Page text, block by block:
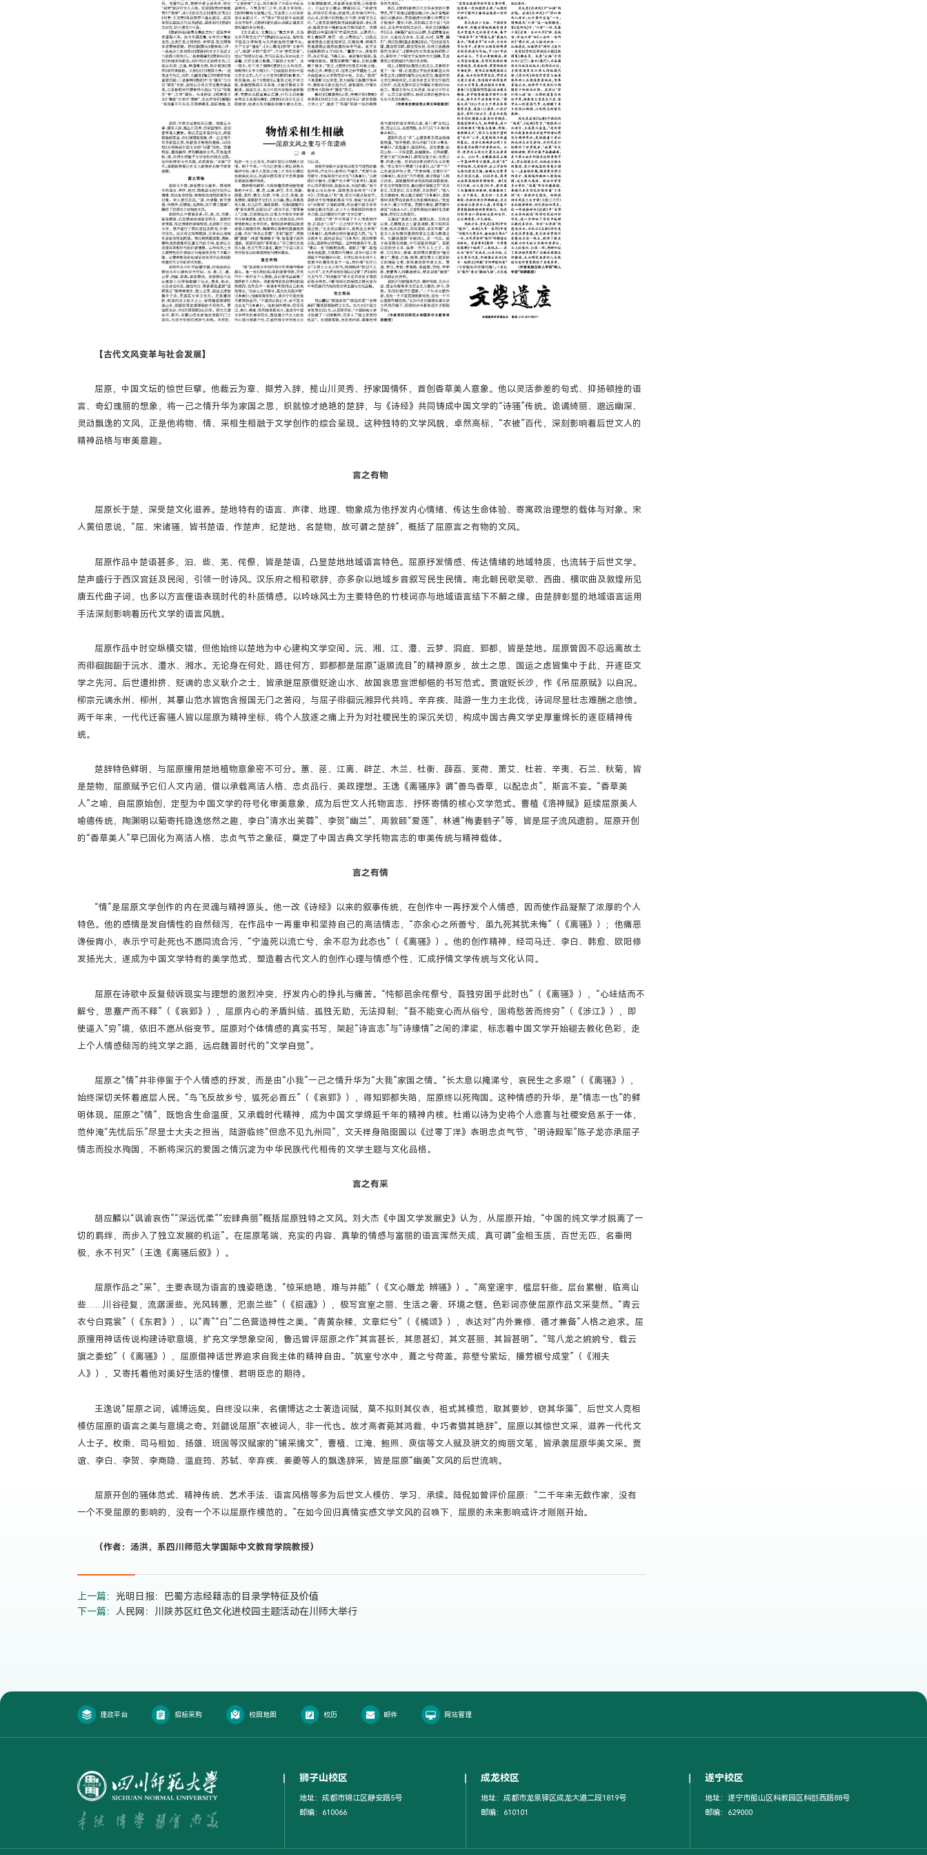
【古代文风变革与社会发展】
屈原，中国文坛的惊世巨擘。他裁云为章、撷芳入辞，揽山川灵秀、抒家国情怀，首创香草美人意象。他以灵活参差的句式、抑扬顿挫的语
言、奇幻瑰丽的想象，将一己之情升华为家国之思，织就惊才绝艳的楚辞，与《诗经》共同铸成中国文学的“诗骚”传统。诡谲绮丽、邈远幽深、
灵动飘逸的文风，正是他将物、情、采相生相融于文学创作的综合呈现。这种独特的文学风貌，卓然高标，“衣被”百代，深刻影响着后世文人的
精神品格与审美意趣。
言之有物
屈原长于楚，深受楚文化滋养。楚地特有的语言、声律、地理、物象成为他抒发内心情绪、传达生命体验、寄寓政治理想的载体与对象。宋
人黄伯思说，“屈、宋诸骚，皆书楚语，作楚声，纪楚地，名楚物，故可谓之楚辞”，概括了屈原言之有物的文风。
屈原作品中楚语甚多，汩、些、羌、侘傺，皆是楚语，凸显楚地地域语言特色。屈原抒发情感、传达情绪的地域特质，也流转于后世文学。
楚声盛行于西汉宫廷及民间，引领一时诗风。汉乐府之相和歌辞，亦多杂以地域乡音叙写民生民情。南北朝民歌吴歌、西曲、横吹曲及敦煌所见
唐五代曲子词，也多以方言俚语表现时代的朴质情感。以吟咏风土为主要特色的竹枝词亦与地域语言结下不解之缘。由楚辞彰显的地域语言运用
手法深刻影响着历代文学的语言风貌。
屈原作品中时空纵横交错，但他始终以楚地为中心建构文学空间。沅、湘、江、澧、云梦、洞庭、郢都，皆是楚地。屈原曾因不忍远离故土
而徘徊踟蹰于沅水、澧水、湘水。无论身在何处，路往何方，郢都都是屈原“返顾流目”的精神原乡，故土之思、国运之虑皆集中于此，开逐臣文
学之先河。后世遭排挤、贬谪的忠义耿介之士，皆承继屈原借贬途山水、故国哀思宣泄郁悒的书写范式。贾谊贬长沙，作《吊屈原赋》以自况。
柳宗元谪永州、柳州，其摹山范水皆饱含报国无门之苦闷，与屈子徘徊沅湘异代共鸣。辛弃疾、陆游一生力主北伐，诗词尽显壮志难酬之悲愤。
两千年来，一代代迁客骚人皆以屈原为精神坐标，将个人放逐之痛上升为对社稷民生的深沉关切，构成中国古典文学史厚重绵长的逐臣精神传
统。
楚辞特色鲜明，与屈原擅用楚地植物意象密不可分。蕙、茝、江离、辟芷、木兰、杜衡、薜荔、芰荷、萧艾、杜若、辛夷、石兰、秋菊，皆
是楚物，屈原赋予它们人文内涵，借以承载高洁人格、忠贞品行、美政理想。王逸《离骚序》谓“善鸟香草，以配忠贞”，斯言不妄。“香草美
人”之喻，自屈原始创，定型为中国文学的符号化审美意象，成为后世文人托物言志、抒怀寄情的核心文学范式。曹植《洛神赋》延续屈原美人
喻德传统，陶渊明以菊寄托隐逸悠然之趣，李白“清水出芙蓉”、李贺“幽兰”、周敦颐“爱莲”、林逋“梅妻鹤子”等，皆是屈子流风遗韵。屈原开创
的“香草美人”早已固化为高洁人格、忠贞气节之象征，奠定了中国古典文学托物言志的审美传统与精神载体。
言之有情
“情”是屈原文学创作的内在灵魂与精神源头。他一改《诗经》以来的叙事传统，在创作中一再抒发个人情感，因而使作品凝聚了浓厚的个人
特色。他的感情是发自情性的自然倾泻，在作品中一再重申和坚持自己的高洁情志，“亦余心之所善兮，虽九死其犹未悔”（《离骚》）；他痛恶
谗佞宵小，表示宁可赴死也不愿同流合污，“宁溘死以流亡兮，余不忍为此态也”（《离骚》）。他的创作精神，经司马迁、李白、韩愈、欧阳修
发扬光大，遂成为中国文学特有的美学范式，塑造着古代文人的创作心理与情感个性，汇成抒情文学传统与文化认同。
屈原在诗歌中反复倾诉现实与理想的激烈冲突，抒发内心的挣扎与痛苦。“忳郁邑余侘傺兮，吾独穷困乎此时也”（《离骚》），“心絓结而不
解兮，思蹇产而不释”（《哀郢》），屈原内心的矛盾纠结、孤独无助，无法抑制；“吾不能变心而从俗兮，固将愁苦而终穷”（《涉江》），即
使逼入“穷”境，依旧不愿从俗变节。屈原对个体情感的真实书写，架起“诗言志”与“诗缘情”之间的津梁，标志着中国文学开始褪去教化色彩，走
上个人情感倾泻的纯文学之路，远启魏晋时代的“文学自觉”。
屈原之“情”并非停留于个人情感的抒发，而是由“小我”一己之情升华为“大我”家国之情。“长太息以掩涕兮，哀民生之多艰”（《离骚》），
始终深切关怀着底层人民。“鸟飞反故乡兮，狐死必首丘”（《哀郢》），得知郢都失陷，屈原终以死殉国。这种情感的升华，是“情志一也”的鲜
明体现。屈原之“情”，既饱含生命温度，又承载时代精神，成为中国文学绵延千年的精神内核。杜甫以诗为史将个人悲喜与社稷安危系于一体，
范仲淹“先忧后乐”尽显士大夫之担当，陆游临终“但悲不见九州同”，文天祥身陷囹圄以《过零丁洋》表明忠贞气节，“明诗殿军”陈子龙亦承屈子
情志而投水殉国，不断将深沉的爱国之情沉淀为中华民族代代相传的文学主题与文化品格。
言之有采
胡应麟以“讽谕哀伤”“深远优柔”“宏肆典丽”概括屈原独特之文风。刘大杰《中国文学发展史》认为，从屈原开始，“中国的纯文学才脱离了一
切的羁绊，而步入了独立发展的机运”。在屈原笔端，充实的内容、真挚的情感与富丽的语言浑然天成，真可谓“金相玉质，百世无匹，名垂罔
极，永不刊灭”（王逸《离骚后叙》）。
屈原作品之“采”，主要表现为语言的瑰姿艳逸，“惊采绝艳，难与并能”（《文心雕龙·辨骚》）。“高堂邃宇，槛层轩些。层台累榭，临高山
些……川谷径复，流潺湲些。光风转蕙，汜崇兰些”（《招魂》），极写宫室之丽、生活之奢、环境之惬。色彩词亦使屈原作品文采斐然。“青云
衣兮白霓裳”（《东君》），以“青”“白”二色营造神性之美。“青黄杂糅，文章烂兮”（《橘颂》），表达对“内外兼修、德才兼备”人格之追求。屈
原擅用神话传说构建诗歌意境，扩充文学想象空间，鲁迅曾评屈原之作“其言甚长，其思甚幻，其文甚丽，其旨甚明”。“驾八龙之婉婉兮，载云
旗之委蛇”（《离骚》），屈原借神话世界追求自我主体的精神自由。“筑室兮水中，葺之兮荷盖。荪壁兮紫坛，播芳椒兮成堂”（《湘夫
人》），又寄托着他对美好生活的憧憬、君明臣忠的期待。
王逸说“屈原之词，诚博远矣。自终没以来，名儒博达之士著造词赋，莫不拟则其仪表，祖式其模范，取其要妙，窃其华藻”，后世文人竞相
模仿屈原的语言之美与意境之奇。刘勰说屈原“衣被词人，非一代也。故才高者菀其鸿裁，中巧者猎其艳辞”。屈原以其惊世文采，滋养一代代文
人士子。枚乘、司马相如、扬雄、班固等汉赋家的“铺采摛文”，曹植、江淹、鲍照、庾信等文人赋及骈文的绚丽文笔，皆承袭屈原华美文采。贾
谊、李白、李贺、李商隐、温庭筠、苏轼、辛弃疾、姜夔等人的飘逸辞采，皆是屈原“幽美”文风的后世流响。
屈原开创的骚体范式、精神传统、艺术手法、语言风格等多为后世文人模仿、学习、承续。陆侃如曾评价屈原：“二千年来无数作家，没有
一个不受屈原的影响的，没有一个不以屈原作模范的。”在如今回归真情实感文学文风的召唤下，屈原的未来影响或许才刚刚开始。
（作者：汤洪，系四川师范大学国际中文教育学院教授）
上一篇： 光明日报：巴蜀方志经籍志的目录学特征及价值
下一篇： 人民网：川陕苏区红色文化进校园主题活动在川师大举行
理政平台 招标采购 校园地图 校历 邮件 网站管理
狮子山校区
地址：成都市锦江区静安路5号
邮编：610066
成龙校区
地址：成都市龙泉驿区成龙大道二段1819号
邮编：610101
遂宁校区
地址：遂宁市船山区科教园区科创西路88号
邮编：629000